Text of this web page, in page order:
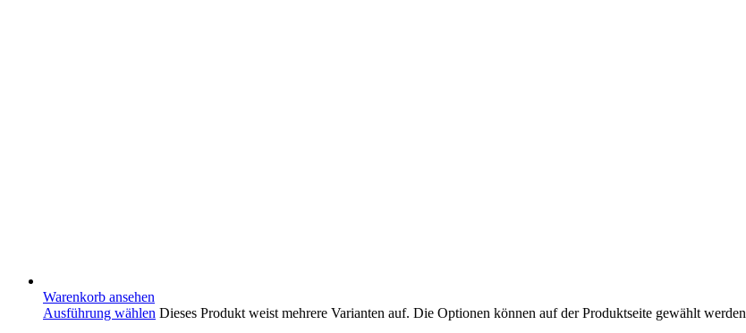
Warenkorb ansehen
Ausführung wählen Dieses Produkt weist mehrere Varianten auf. Die Optionen können auf der Produktseite gewählt werden